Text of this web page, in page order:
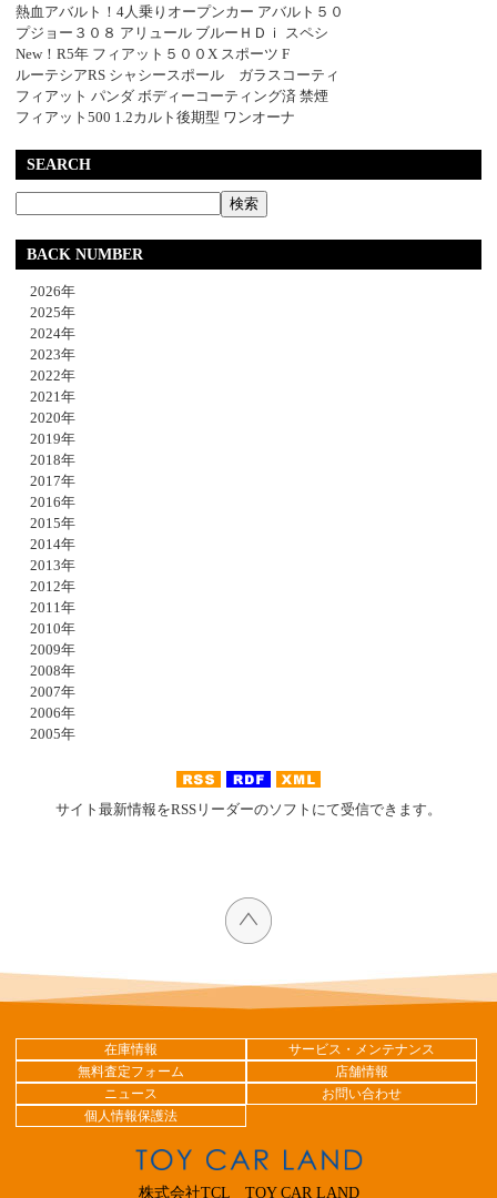
熱血アバルト！4人乗りオープンカー アバルト５０
プジョー３０８ アリュール ブルーＨＤｉ スペシ
New！R5年 フィアット５００X スポーツ F
ルーテシアRS シャシースポール ガラスコーティ
フィアット パンダ ボディーコーティング済 禁煙
フィアット500 1.2カルト後期型 ワンオーナ
SEARCH
BACK NUMBER
2026年
2025年
2024年
2023年
2022年
2021年
2020年
2019年
2018年
2017年
2016年
2015年
2014年
2013年
2012年
2011年
2010年
2009年
2008年
2007年
2006年
2005年
サイト最新情報をRSSリーダーのソフトにて受信できます。
在庫情報
サービス・メンテナンス
無料査定フォーム
店舗情報
ニュース
お問い合わせ
個人情報保護法
株式会社TCL TOY CAR LAND